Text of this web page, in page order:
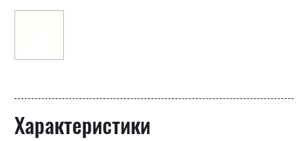
Характеристики